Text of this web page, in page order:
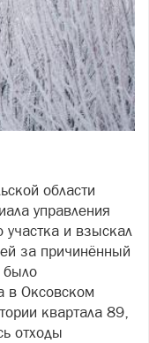
области
управления
участка и взыскал
за причинённый
было
в Оксовском
квартала 89,
отходы